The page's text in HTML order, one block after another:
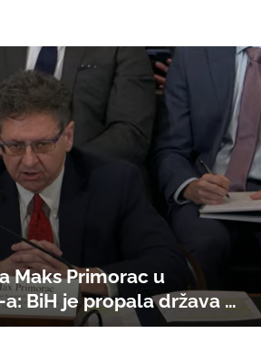
Maks Primorac u
a: BiH je propala država u
progone Hrvate